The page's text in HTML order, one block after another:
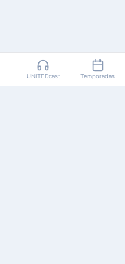
UNITEDcast Temporadas